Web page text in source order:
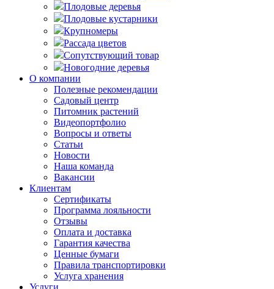
Плодовые деревья
Плодовые кустарники
Крупномеры
Рассада цветов
Сопутствующий товар
Новогодние деревья
О компании
Полезные рекомендации
Садовый центр
Питомник растений
Видеопортфолио
Вопросы и ответы
Статьи
Новости
Наша команда
Вакансии
Клиентам
Сертификаты
Программа лояльности
Отзывы
Оплата и доставка
Гарантия качества
Ценные бумаги
Правила транспортировки
Услуга хранения
Услуги